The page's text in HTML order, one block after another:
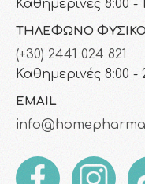
Καθημερινές 8:00 -
ΤΗΛΈΦΩΝΟ
(+30) 2441 024 821
Καθημερινές 8:00 -
EMAIL